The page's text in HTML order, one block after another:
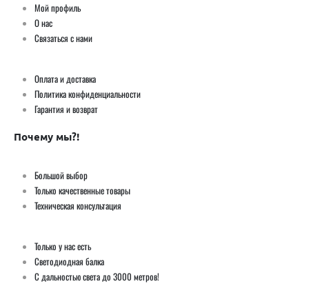
Мой профиль
О нас
Связаться с нами
Оплата и доставка
Политика конфиденциальности
Гарантия и возврат
Почему мы?!
Большой выбор
Только качественные товары
Техническая консультация
Только у нас есть
Светодиодная балка
С дальностью света до 3000 метров!